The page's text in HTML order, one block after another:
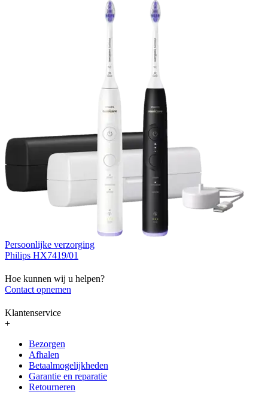
Persoonlijke verzorging
Philips HX7419/01
Hoe kunnen wij u helpen?
Contact opnemen
Klantenservice
+
Bezorgen
Afhalen
Betaalmogelijkheden
Garantie en reparatie
Retourneren